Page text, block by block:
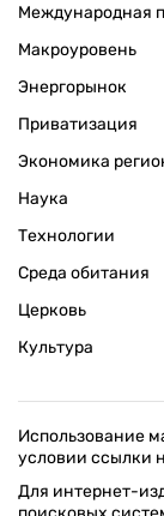
Международная
Макроуровень
Энергорынок
Приватизация
Экономика
Наука
Технологии
Среда обитания
Церковь
Культура
Использование
условии ссылки
Для интернет-